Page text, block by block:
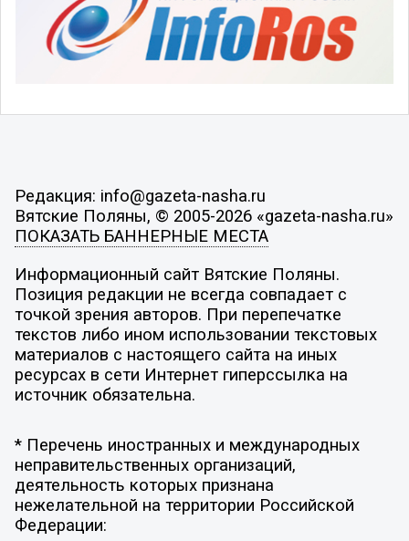
Редакция: info@gazeta-nasha.ru
Вятские Поляны, © 2005-2026 «gazeta-nasha.ru»
ПОКАЗАТЬ БАННЕРНЫЕ МЕСТА
Информационный сайт Вятские Поляны.
Позиция редакции не всегда совпадает с
точкой зрения авторов. При перепечатке
текстов либо ином использовании текстовых
материалов с настоящего сайта на иных
ресурсах в сети Интернет гиперссылка на
источник обязательна.
* Перечень иностранных и международных
неправительственных организаций,
деятельность которых признана
нежелательной на территории Российской
Федерации: